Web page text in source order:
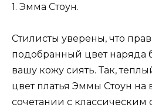
1. Эмма Стоун.
Стилисты уверены, что
подобранный цвет наряда
вашу кожу сиять. Так,
цвет платья Эммы Стоун на
сочетании с классическим